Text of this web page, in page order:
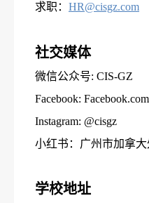
求职： HR@cisgz.com
社交媒体
微信公众号: CIS-GZ
Facebook:
Instagram: @cisgz
小红书：广州市加拿
学校地址